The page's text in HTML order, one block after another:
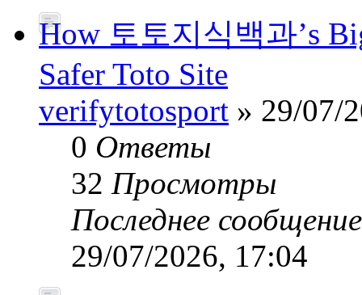
How 토토지식백과’s
Safer Toto Site
verifytotosport » 29/07/
0 Ответы
32 Просмотры
Последнее
29/07/2026, 17:04